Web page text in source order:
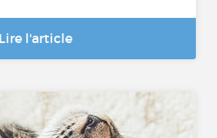
Lire l'article